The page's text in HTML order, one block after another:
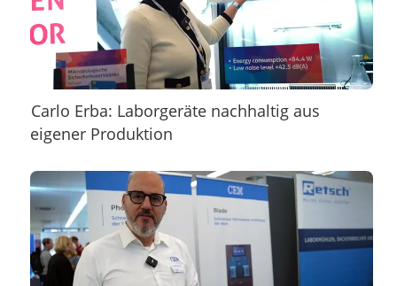
Carlo Erba: Laborgeräte nachhaltig aus
eigener Produktion